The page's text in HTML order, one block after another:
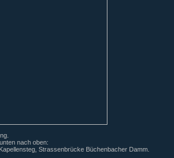
nach oben:
Strassenbrücke Büchenbacher Damm.